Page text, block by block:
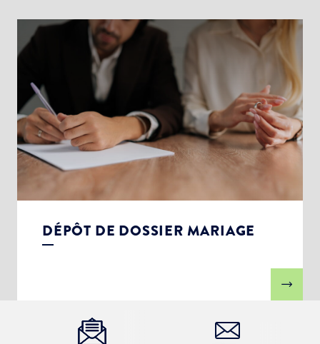
DÉPÔT DE DOSSIER MARIAGE